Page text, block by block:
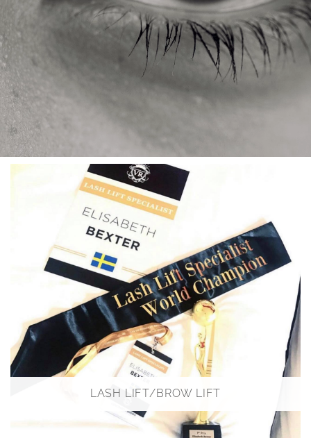
LASH LIFT/BROW LIFT